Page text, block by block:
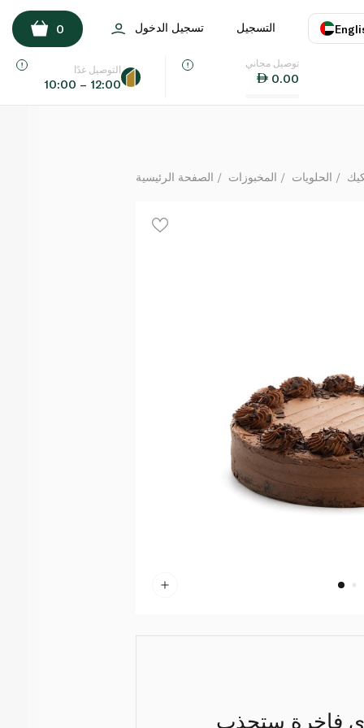
اللغة
التسجيل تسجيل الدخول 0
توصيل مجاني
0.00
التوصيل غدًا
10:00 – 12:00
الصفحة الرئيسية المخبوزات الحلويات
فاخرة ستجذب